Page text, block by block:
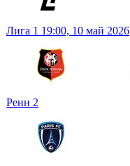
Лига 1 19:00, 10 май 2026
Ренн 2